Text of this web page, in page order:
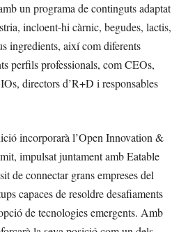
un programa de continguts adaptat
incloent-hi càrnic, begudes, lactis,
ingredients, així com diferents
perfils professionals, com CEOs,
directors d’R+D i responsables
incorporarà l’Open Innovation &
impulsat juntament amb Eatable
de connectar grans empreses del
capaces de resoldre desafiaments
de tecnologies emergents. Amb